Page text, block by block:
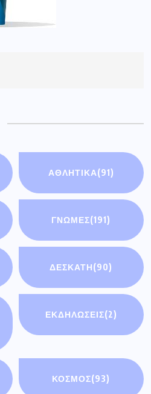
ΑΘΛΗΤΙΚΆ(91)
ΓΝΩΜΕΣ(191)
ΔΕΣΚΑΤΗ(90)
ΕΚΔΗΛΩΣΕΙΣ(2)
ΚΟΣΜΟΣ(93)